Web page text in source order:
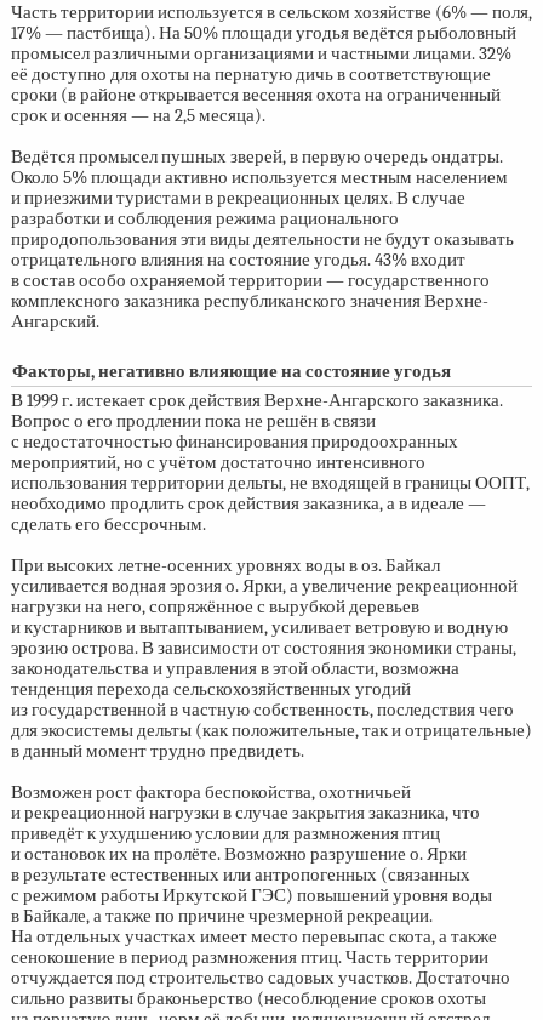
Часть территории используется в сельском хозяйстве (6% — поля,
17% — пастбища). На 50% площади угодья ведётся рыболовный
промысел различными организациями и частными лицами. 32%
её доступно для охоты на пернатую дичь в соответствующие
сроки (в районе открывается весенняя охота на ограниченный
срок и осенняя — на 2,5 месяца).
Ведётся промысел пушных зверей, в первую очередь ондатры.
Около 5% площади активно используется местным населением
и приезжими туристами в рекреационных целях. В случае
разработки и соблюдения режима рационального
природопользования эти виды деятельности не будут оказывать
отрицательного влияния на состояние угодья. 43% входит
в состав особо охраняемой территории — государственного
комплексного заказника республиканского значения Верхне-
Ангарский.
Факторы, негативно влияющие на состояние угодья
В 1999 г. истекает срок действия Верхне-Ангарского заказника.
Вопрос о его продлении пока не решён в связи
с недостаточностью финансирования природоохранных
мероприятий, но с учётом достаточно интенсивного
использования территории дельты, не входящей в границы ООПТ,
необходимо продлить срок действия заказника, а в идеале —
сделать его бессрочным.
При высоких летне-осенних уровнях воды в оз. Байкал
усиливается водная эрозия о. Ярки, а увеличение рекреационной
нагрузки на него, сопряжённое с вырубкой деревьев
и кустарников и вытаптыванием, усиливает ветровую и водную
эрозию острова. В зависимости от состояния экономики страны,
законодательства и управления в этой области, возможна
тенденция перехода сельскохозяйственных угодий
из государственной в частную собственность, последствия чего
для экосистемы дельты (как положительные, так и отрицательные)
в данный момент трудно предвидеть.
Возможен рост фактора беспокойства, охотничьей
и рекреационной нагрузки в случае закрытия заказника, что
приведёт к ухудшению условии для размножения птиц
и остановок их на пролёте. Возможно разрушение о. Ярки
в результате естественных или антропогенных (связанных
с режимом работы Иркутской ГЭС) повышений уровня воды
в Байкале, а также по причине чрезмерной рекреации.
На отдельных участках имеет место перевыпас скота, а также
сенокошение в период размножения птиц. Часть территории
отчуждается под строительство садовых участков. Достаточно
сильно развиты браконьерство (несоблюдение сроков охоты